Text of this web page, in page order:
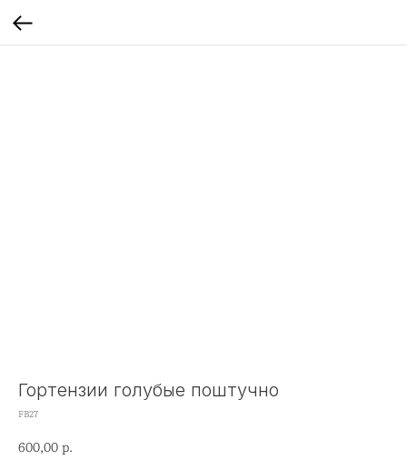
Гортензии голубые поштучно
FB27
600,00 р.